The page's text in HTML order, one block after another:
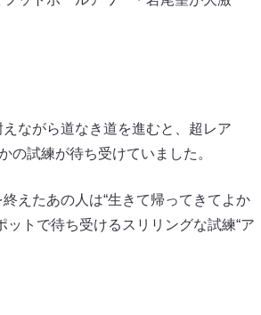
ながら道なき道を進むと、超レア
試練が待ち受けていました。
えたあの人は“生きて帰ってきてよか
トで待ち受けるスリリングな試練“ア